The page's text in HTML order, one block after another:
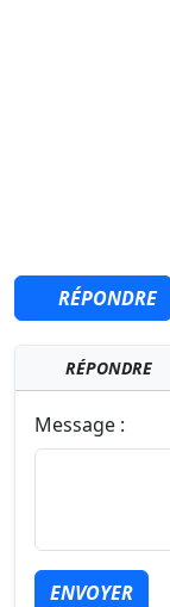
RÉPONDRE
RÉPONDRE
Message :
ENVOYER